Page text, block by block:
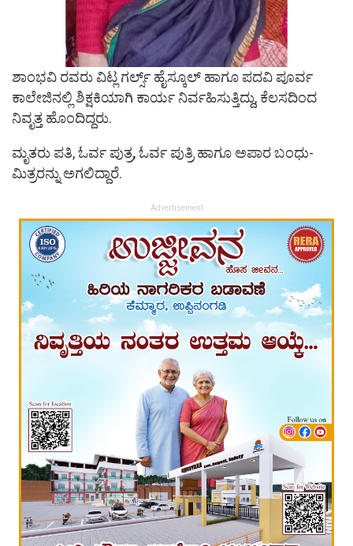
ಶಾಂಭವಿ ರವರು ವಿಟ್ಲ ಗರ್ಲ್ಸ್ ಹೈಸ್ಕೂಲ್ ಹಾಗೂ ಪದವಿ ಪೂರ್ವ
ಕಾಲೇಜಿನಲ್ಲಿ ಶಿಕ್ಷಕಿಯಾಗಿ ಕಾರ್ಯ ನಿರ್ವಹಿಸುತ್ತಿದ್ದು, ಕೆಲಸದಿಂದ
ನಿವೃತ್ತ ಹೊಂದಿದ್ದರು.
ಮೃತರು ಪತಿ, ಓರ್ವ ಪುತ್ರ, ಓರ್ವ ಪುತ್ರಿ ಹಾಗೂ ಅಪಾರ ಬಂಧು-
ಮಿತ್ರರನ್ನು ಅಗಲಿದ್ದಾರೆ.
Advertisement